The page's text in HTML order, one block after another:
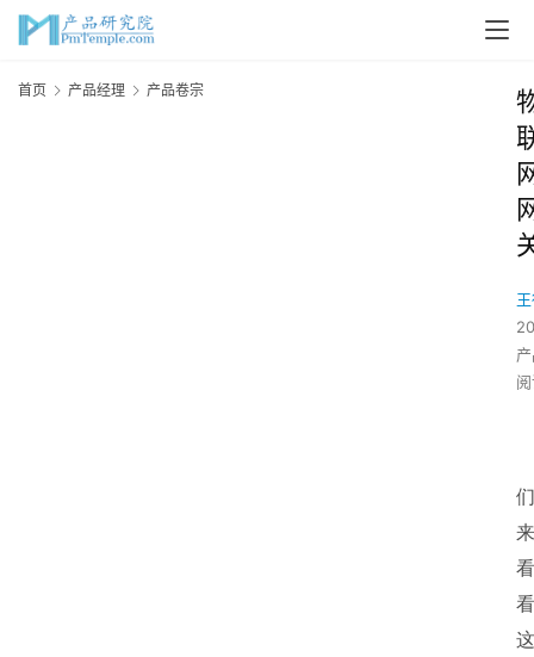
首页 产品经理 产品卷宗
们
来
看
看
这